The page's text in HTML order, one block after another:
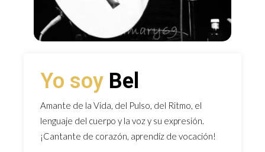
Yo soy Bel
Amante de la Vida, del Pulso, del Ritmo, el
lenguaje del cuerpo y la voz y su expresión.
¡Cantante de corazón, aprendíz de vocación!